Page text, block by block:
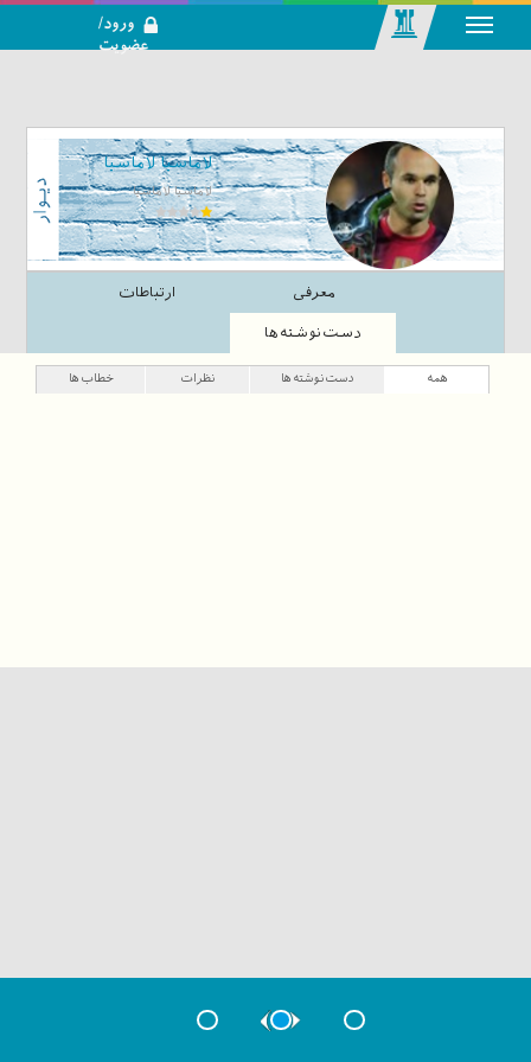
تحلیلی بازار
سرمایه
ورود/
عضویت
لاماسیا لاماسیا
لاماسیا لاماسیا
معرفی ارتباطات
دست‌نوشته‌ها
همه دست‌نوشته‌ها نظرات خطاب‌ها